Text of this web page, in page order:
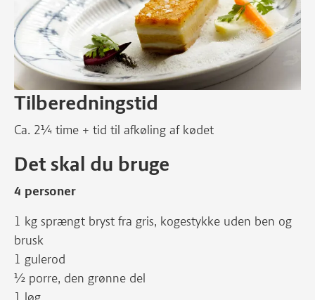
Tilberedningstid
Ca. 2¼ time + tid til afkøling af kødet
Det skal du bruge
4 personer
1 kg sprængt bryst fra gris, kogestykke uden ben og
brusk
1 gulerod
½ porre, den grønne del